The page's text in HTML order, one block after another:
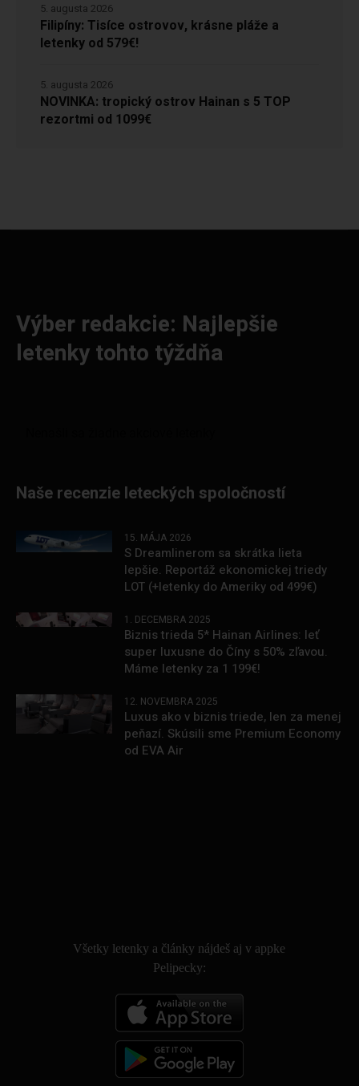
Filipíny: Tisíce ostrovov, krásne pláže a
letenky od 579€!
5. augusta 2026
NOVINKA: tropický ostrov Hainan s 5 TOP
rezortmi od 1099€
5. augusta 2026
Výber redakcie: Najlepšie
letenky tohto týždňa
Naše recenzie leteckých spoločností
15. MÁJA 2026
S Dreamlinerom sa skrátka lieta
lepšie. Reportáž ekonomickej triedy
LOT (+letenky do Ameriky od 499€)
1. DECEMBRA 2025
Biznis trieda 5* Hainan Airlines: leť
super luxusne do Číny s 50% zľavou.
Máme letenky za 1 199€!
12. NOVEMBRA 2025
Luxus ako v biznis triede, len za menej
peňazí. Skúsili sme Premium Economy
od EVA Air
Všetky letenky a články nájdeš aj v appke
Pelipecky: